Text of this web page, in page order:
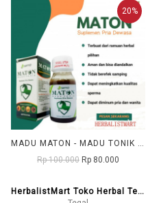
20%
MADU MATON - MADU TONIK CAP SAYYID
Rp 100.000 Rp 80.000
HerbalistMart Toko Herbal Tegal